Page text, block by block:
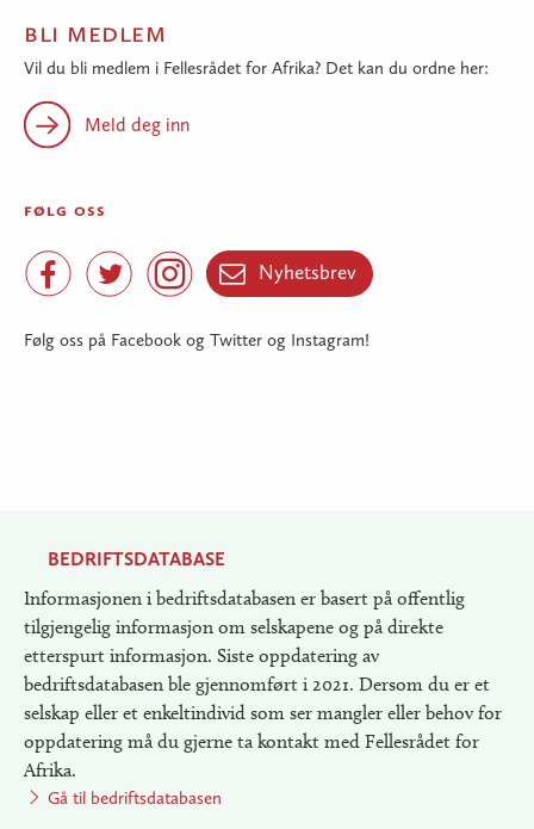
bli medlem
Vil du bli medlem i Fellesrådet for Afrika? Det kan du ordne her:
Meld deg inn
følg oss
Facebook
 Twitter
 InstagramNyhetsbrev
 Nyhetsbrev
Følg oss på Facebook og Twitter og Instagram!
BEDRIFTSDATABASE
Informasjonen i bedriftsdatabasen er basert på offentlig
tilgjengelig informasjon om selskapene og på direkte
etterspurt informasjon. Siste oppdatering av
bedriftsdatabasen ble gjennomført i 2021. Dersom du er et
selskap eller et enkeltindivid som ser mangler eller behov for
oppdatering må du gjerne ta kontakt med Fellesrådet for
Afrika.
Gå til bedriftsdatabasen